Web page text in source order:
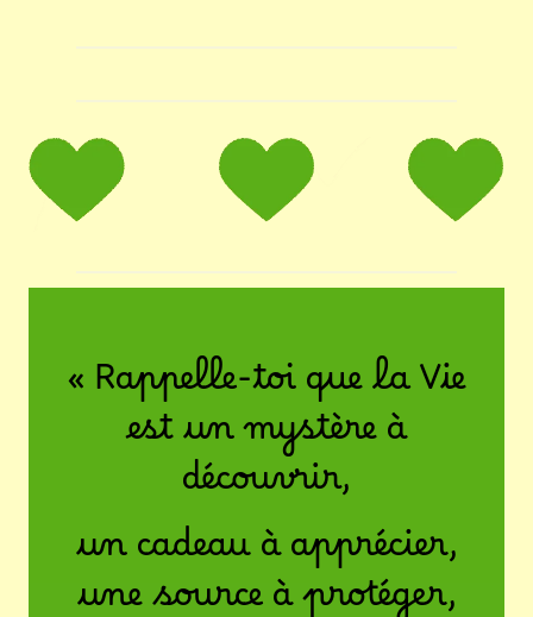
« Rappelle-toi que la Vie
est un mystère à
découvrir,
un cadeau à apprécier,